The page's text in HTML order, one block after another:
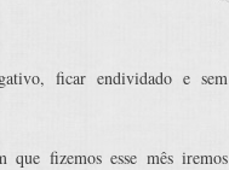
ficar endividado e sem
que fizemos esse mês iremos